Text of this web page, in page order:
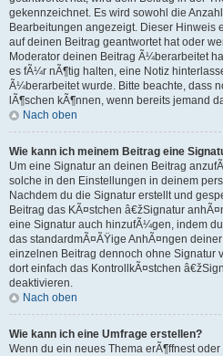
gekennzeichnet. Es wird sowohl die
Bearbeitungen angezeigt. Dieser Hinweis
auf deinen Beitrag geantwortet hat oder
Moderator deinen Beitrag Ã¼berarbeitet
es fÃ¼r nÃ¶tig halten, eine Notiz
Ã¼berarbeitet wurde. Bitte beachte, dass
lÃ¶schen kÃ¶nnen, wenn bereits jemand
Nach oben
Wie kann ich meinem Beitrag eine
Um eine Signatur an deinen Beitrag
solche in den Einstellungen in deinem
Nachdem du die Signatur erstellt und
Beitrag das KÃ¤stchen â€žSignatur
eine Signatur auch hinzufÃ¼gen, indem
das standardmÃ¤ÃŸige AnhÃ¤ngen
einzelnen Beitrag dennoch ohne Signatur
dort einfach das KontrollkÃ¤stchen
deaktivieren.
Nach oben
Wie kann ich eine Umfrage erstellen?
Wenn du ein neues Thema erÃ¶ffnest